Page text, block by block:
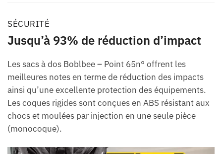
SÉCURITÉ
Jusqu’à 93% de réduction d’impact
Les sacs à dos Boblbee – Point 65n° offrent les
meilleures notes en terme de réduction des impacts
ainsi qu’une excellente protection des équipements.
Les coques rigides sont conçues en ABS résistant aux
chocs et moulées par injection en une seule pièce
(monocoque).